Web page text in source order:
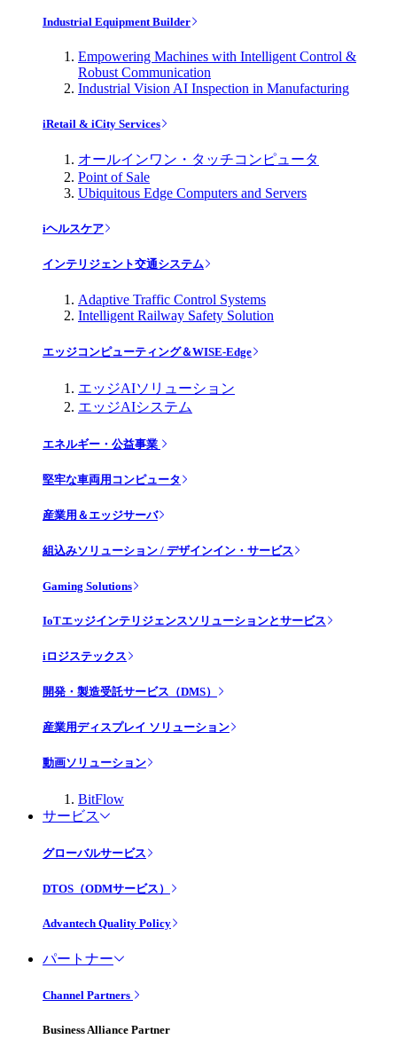
Industrial Equipment Builder
Empowering Machines with Intelligent Control &
Robust Communication
Industrial Vision AI Inspection in Manufacturing
iRetail & iCity Services
オールインワン・タッチコンピュータ
Point of Sale
Ubiquitous Edge Computers and Servers
iヘルスケア
インテリジェント交通システム
Adaptive Traffic Control Systems
Intelligent Railway Safety Solution
エッジコンピューティング＆WISE-Edge
エッジAIソリューション
エッジAIシステム
エネルギー・公益事業
堅牢な車両用コンピュータ
産業用＆エッジサーバ
組込みソリューション / デザインイン・サービス
Gaming Solutions
IoTエッジインテリジェンスソリューションとサービス
iロジステックス
開発・製造受託サービス（DMS）
産業用ディスプレイ ソリューション
動画ソリューション
BitFlow
サービス
グローバルサービス
DTOS（ODMサービス）
Advantech Quality Policy
パートナー
Channel Partners
Business Alliance Partner